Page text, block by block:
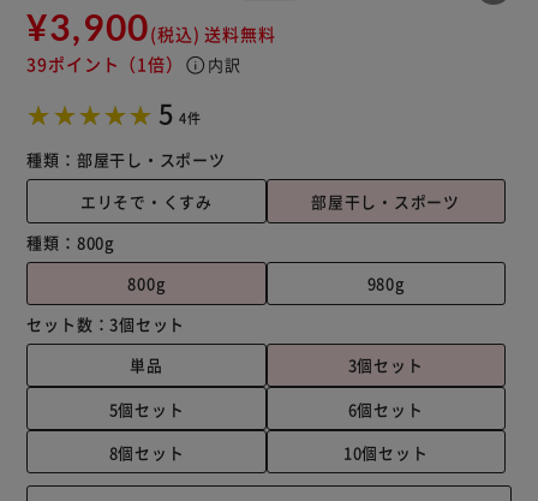
¥3,900(税込) 送料無料
39ポイント （1倍） info 内訳
5 4件
種類： 部屋干し・スポーツ
エリそで・くすみ
部屋干し・スポーツ
種類： 800g
800g
980g
セット数： 3個セット
単品
3個セット
5個セット
6個セット
8個セット
10個セット